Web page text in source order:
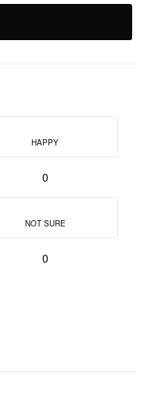
HAPPY
0
NOT SURE
0